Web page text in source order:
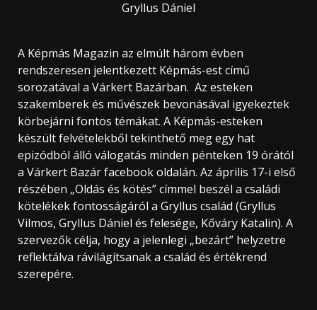
Gryllus Dániel
A Képmás Magazin az elmúlt három évben
rendszeresen jelentkezett Képmás-est című
sorozatával a Várkert Bazárban. Az esteken
szakemberek és művészek bevonásával igyekeztek
körbejárni fontos témákat. A Képmás-esteken
készült felvételekből tekinthető meg egy hat
epizódból álló válogatás minden pénteken 19 órától
a Várkert Bazár facebook oldalán. Az április 17-i első
részében „Oldás és kötés” címmel beszél a családi
kötelékek fontosságáról a Gryllus család (Gryllus
Vilmos, Gryllus Dániel és felesége, Kőváry Katalin). A
szervezők célja, hogy a jelenlegi „bezárt” helyzetre
reflektálva rávilágítsanak a család és értékrend
szerepére.